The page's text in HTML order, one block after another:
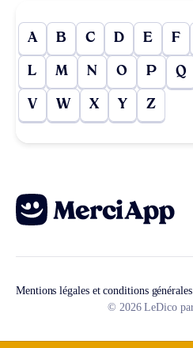
A B C D E F
L M N O P Q
V W X Y Z
Mentions légales et conditions
© 2026 LeDico